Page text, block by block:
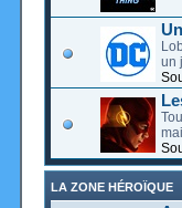
un
LA ZONE HÉROÏQUE